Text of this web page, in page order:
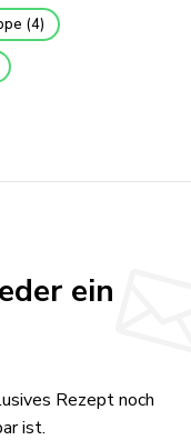
(4)
ein
Rezept noch
ist.